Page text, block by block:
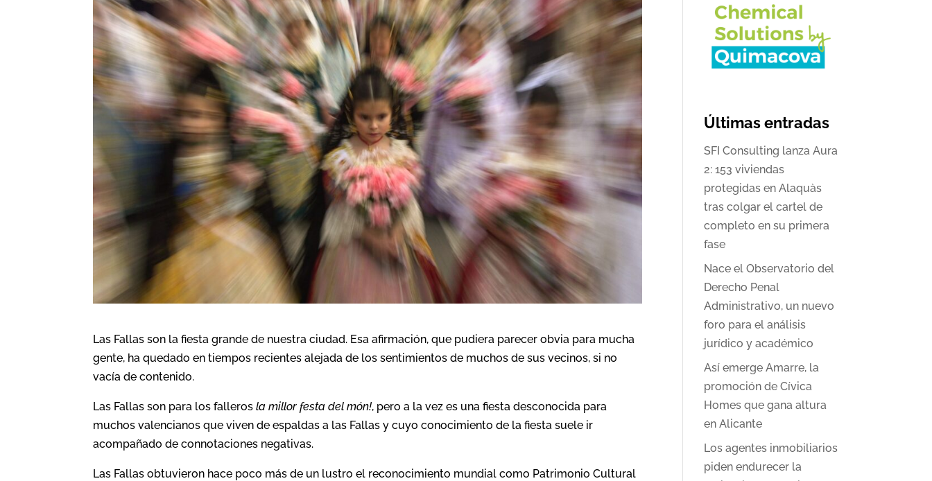
Las Fallas son la fiesta grande de nuestra ciudad. Esa afirmación, que pudiera parecer obvia para mucha
gente, ha quedado en tiempos recientes alejada de los sentimientos de muchos de sus vecinos, si no
vacía de contenido.
Las Fallas son para los fallerosla millor festa del món!, pero a la vez es una fiesta desconocida para
muchos valencianos que viven de espaldas a las Fallas y cuyo conocimiento de la fiesta suele ir
acompañado de connotaciones negativas.
Las Fallas obtuvieron hace poco más de un lustro el reconocimiento mundial como Patrimonio Cultural
Últimas entradas
SFI Consulting lanza Aura
2: 153 viviendas
protegidas en Alaquàs
tras colgar el cartel de
completo en su primera
fase
Nace el Observatorio del
Derecho Penal
Administrativo, un nuevo
foro para el análisis
jurídico y académico
Así emerge Amarre, la
promoción de Cívica
Homes que gana altura
en Alicante
Los agentes inmobiliarios
piden endurecer la